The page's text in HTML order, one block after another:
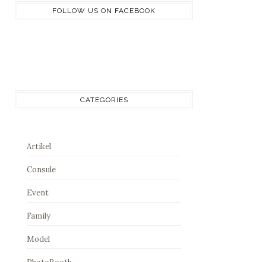
FOLLOW US ON FACEBOOK
CATEGORIES
Artikel
Consule
Event
Family
Model